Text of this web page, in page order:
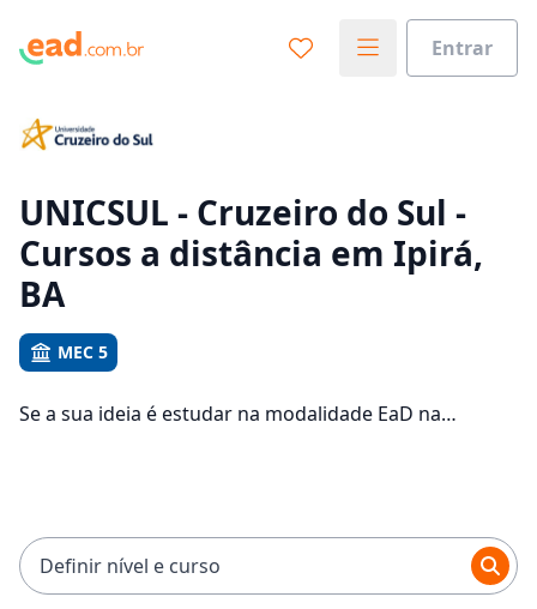
Entrar
Vamos te guiar no caminho ideal para seus estudos
UNICSUL - Cruzeiro do Sul -
Cursos a distância em Ipirá,
BA
MEC 5
Se a sua ideia é estudar na modalidade EaD na
R$ 319,92.
Definir nível e curso